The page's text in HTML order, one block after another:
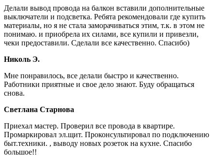
Делали вывод провода на балкон вставили дополнительные
выключатели и подсветка. Ребята рекомендовали где купить
материалы, но я не стала заморачиваться этим, т.к. в этом не
понимаю. и приобрела их силами, все купили и привезли,
чеки предоставили. Сделали все качественно. Спасибо)
Николь Э.
Мне понравилось, все делали быстро и качественно.
Работники приятные и свое дело знают. Буду обращаться
снова.
Светлана Старнова
Приехал мастер. Проверил все провода в квартире.
Промаркировал эл.щит. Проконсультировал по подключению
быт.техники. , выводу новых розеток на кухне. Спасибо
большое!!